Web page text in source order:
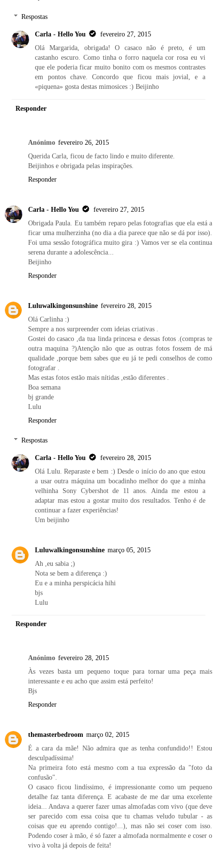
Respostas
Carla - Hello You
fevereiro 27, 2015
Olá Margarida, obrigada! O casaco não é preto, é um
castanho escuro. Como tinha o forro naquela cor rosa eu vi
que ele poderia ficar muito bonito com os mesmos contrastes
em pontos chave. Concordo que ficou mais jovial, e a
«piquena» gosta destas mimosices :) Beijinho
Responder
Anónimo fevereiro 26, 2015
Querida Carla, ficou de facto lindo e muito diferente.
Beijinhos e obrigada pelas inspirações.
Responder
Carla - Hello You
fevereiro 27, 2015
Obrigada Paula. Eu também reparo pelas fotografias que ela está a
ficar uma mulherzinha (no dia a dia parece que não se dá por isso).
Foi uma sessão fotográfica muito gira :) Vamos ver se ela continua
serena durante a adolescência...
Beijinho
Responder
Luluwalkingonsunshine fevereiro 28, 2015
Olá Carlinha :)
Sempre a nos surpreender com ideias criativas .
Gostei do casaco ,da tua linda princesa e dessas fotos .(compras te
outra maquina ?)Atenção não que as outras fotos fossem de má
qualidade ,porque bem sabes que eu já te pedi conselhos de como
fotografar .
Mas estas fotos estão mais nítidas ,estão diferentes .
Boa semana
bj grande
Lulu
Responder
Respostas
Carla - Hello You
fevereiro 28, 2015
Olá Lulu. Reparaste e bem :) Desde o início do ano que estou
a usar outra máquina um bocadinho melhor do que a minha
velhinha Sony Cybershot de 11 anos. Ainda me estou a
adaptar mas estou a gostar muito dos resultados. Tenho é de
continuar a fazer experiências!
Um beijinho
Luluwalkingonsunshine março 05, 2015
Ah ,eu sabia ;)
Nota se bem a diferença :)
Eu e a minha perspicácia hihi
bjs
Lulu
Responder
Anónimo fevereiro 28, 2015
Às vezes basta um pequeno toque para tornar uma peça mais
interessante e eu acho que assim está perfeito!
Bjs
Responder
themasterbedroom março 02, 2015
É a cara da mãe! Não admira que as tenha confundido!! Estou
desculpadíssima!
Na primeira foto está mesmo com a tua expressão da "foto da
confusão".
O casaco ficou lindíssimo, é impressionante como um pequeno
detalhe faz tanta diferença. E acabaste de me dar uma excelente
ideia... Andava a querer fazer umas almofadas com vivo (que deve
ser parecido com essa coisa que tu chamas veludo tubular - as
coisas que eu aprendo contigo!...), mas não sei coser com isso.
Podendo coser à mão, é só fazer a almofada normalmente e coser o
vivo à volta já depois de feita!